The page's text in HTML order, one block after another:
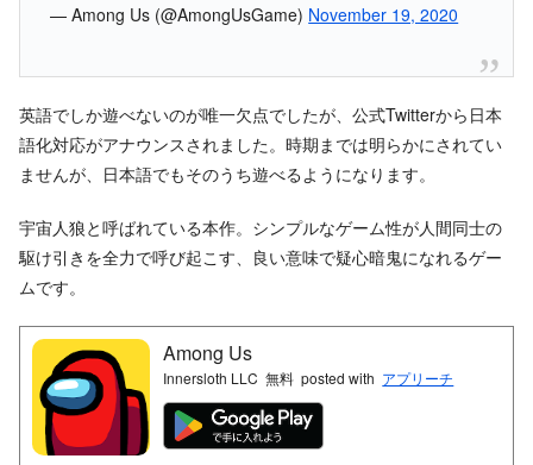
— Among Us (@AmongUsGame) November 19, 2020
英語でしか遊べないのが唯一欠点でしたが、公式Twitterから日本
語化対応がアナウンスされました。時期までは明らかにされてい
ませんが、日本語でもそのうち遊べるようになります。
宇宙人狼と呼ばれている本作。シンプルなゲーム性が人間同士の
駆け引きを全力で呼び起こす、良い意味で疑心暗鬼になれるゲー
ムです。
Among Us
Innersloth LLC 無料 posted with アプリーチ